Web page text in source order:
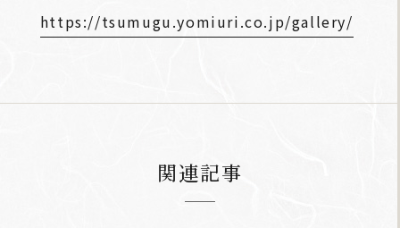
https://tsumugu.yomiuri.co.jp/gallery/
関連記事